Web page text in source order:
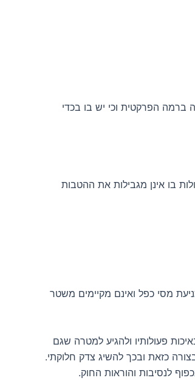
הפרקטית וכי יש בו בכדי
בו אינן מגבילות את ההטבות
מסי כפל ואינם מקיימים משטר
פעולותיו ולהגיע למטרה שגם
כזאת ובכך להשיג צדק חלוקתי.
לנסיבות והוראות החוק.